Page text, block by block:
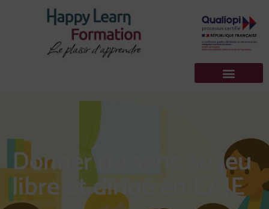
Donner du sens au jeu
libre et dirigé en EAJE